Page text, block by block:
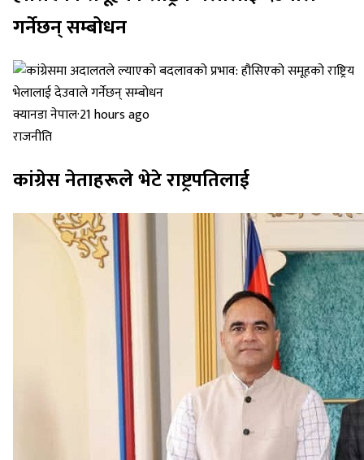
गर्नेछन् सम्बोधन
क्यानडा नेपाल·21 hours ago
राजनीति
कांग्रेस नेताहरूले भेटे राष्ट्रपतिलाई